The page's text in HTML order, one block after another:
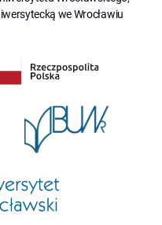
we Wrocławiu